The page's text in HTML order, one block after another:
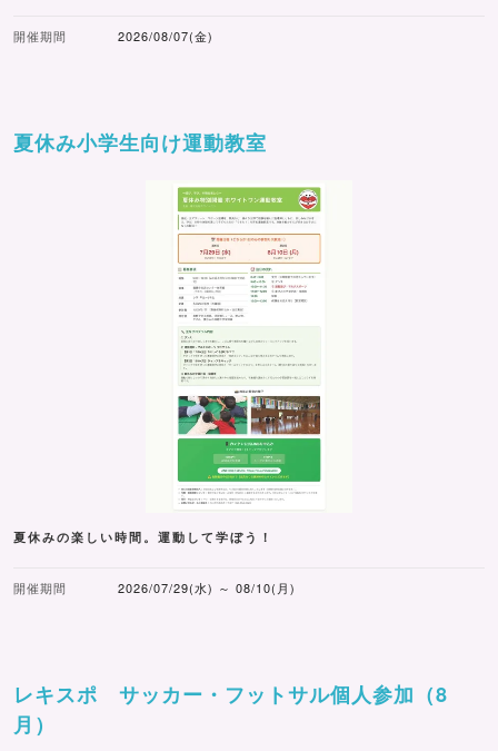
開催期間 2026/08/07(金)
夏休み小学生向け運動教室
夏休みの楽しい時間。運動して学ぼう！
開催期間 2026/07/29(水) ～ 08/10(月)
レキスポ サッカー・フットサル個人参加（8
月）